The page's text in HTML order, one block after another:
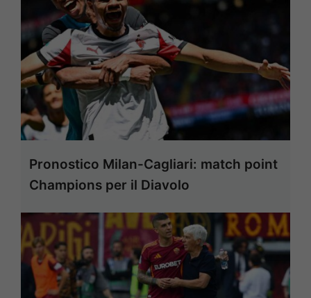
Pronostico Milan-Cagliari: match point
Champions per il Diavolo